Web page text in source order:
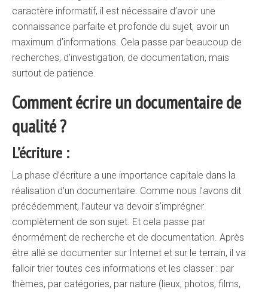
caractère informatif, il est nécessaire d’avoir une
connaissance parfaite et profonde du sujet, avoir un
maximum d’informations. Cela passe par beaucoup de
recherches, d’investigation, de documentation, mais
surtout de patience.
Comment écrire un documentaire de
qualité ?
L’écriture :
La phase d’écriture a une importance capitale dans la
réalisation d’un documentaire. Comme nous l’avons dit
précédemment, l’auteur va devoir s’imprégner
complètement de son sujet. Et cela passe par
énormément de recherche et de documentation. Après
être allé se documenter sur Internet et sur le terrain, il va
falloir trier toutes ces informations et les classer : par
thèmes, par catégories, par nature (lieux, photos, films,